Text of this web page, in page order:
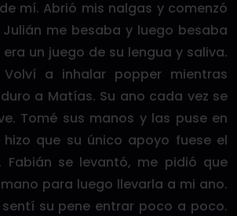
mí. Abrió mis nalgas y comenzó
me besaba y luego besaba
un juego de su lengua y saliva.
a inhalar popper mientras
a Matías. Su ano cada vez se
Tomé sus manos y las puse en
hizo que su único apoyo fuese el
Fabián se levantó, me pidió que
para luego llevarla a mi ano.
su pene entrar poco a poco.